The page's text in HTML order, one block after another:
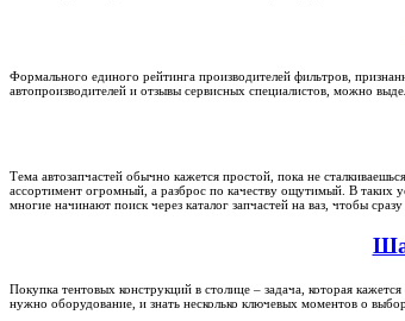
Формального единого рейтинга производителей фильтров,
автопроизводителей и отзывы сервисных специалистов, можно
Тема автозапчастей обычно кажется простой, пока не
ассортимент огромный, а разброс по качеству ощутимый. В таких
многие начинают поиск через каталог запчастей на ваз, чтобы
Покупка тентовых конструкций в столице – задача, которая
нужно оборудование, и знать несколько ключевых моментов о